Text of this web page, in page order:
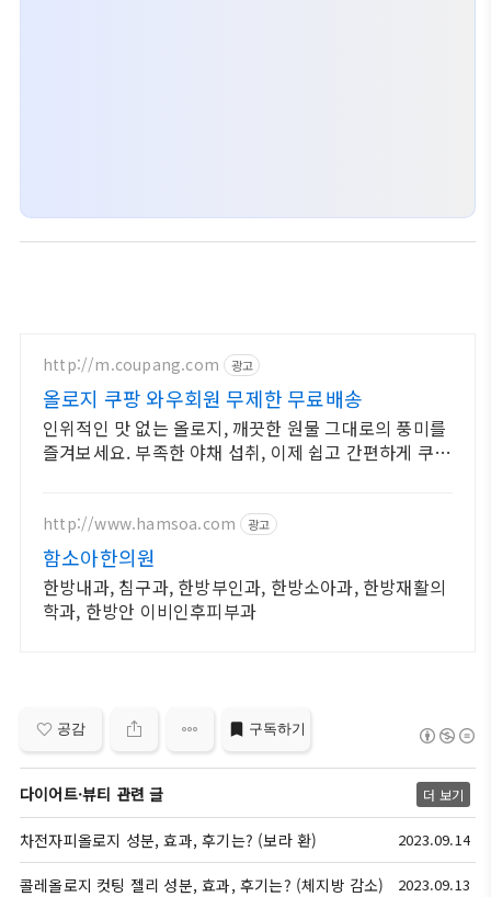
http://m.coupang.com 광고
올로지 쿠팡 와우회원 무제한 무료배송
인위적인 맛 없는 올로지, 깨끗한 원물 그대로의 풍미를
즐겨보세요. 부족한 야채 섭취, 이제 쉽고 간편하게 쿠팡
http://www.hamsoa.com 광고
함소아한의원
한방내과, 침구과, 한방부인과, 한방소아과, 한방재활의
학과, 한방안 이비인후피부과
공감 구독하기
다이어트·뷰티 관련 글 더 보기
차전자피올로지 성분, 효과, 후기는? (보라 환) 2023.09.14
콜레올로지 컷팅 젤리 성분, 효과, 후기는? (체지방 감소) 2023.09.13